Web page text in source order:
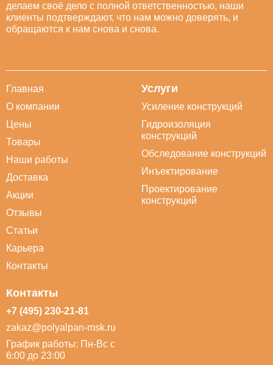
делаем своё дело с полной ответственностью, наши
клиенты подтверждают, что нам можно доверять, и
обращаются к нам снова и снова.
Главная
О компании
Цены
Товары
Наши работы
Доставка
Акции
Отзывы
Статьи
Карьера
Контакты
Услуги
Усиление конструкций
Гидроизоляция
конструкций
Обследование конструкций
Инъектирование
Проектирование
конструкций
Контакты
+7 (495) 230-21-81
zakaz@polyalpan-msk.ru
График работы: Пн-Вс с
6:00 до 23:00